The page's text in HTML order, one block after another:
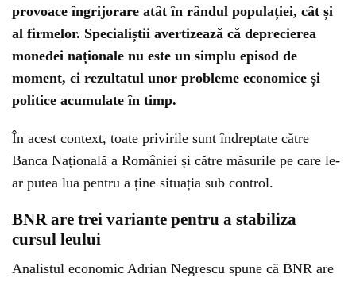
provoace îngrijorare atât în rândul populației, cât și
al firmelor. Specialiștii avertizează că deprecierea
monedei naționale nu este un simplu episod de
moment, ci rezultatul unor probleme economice și
politice acumulate în timp.
În acest context, toate privirile sunt îndreptate către
Banca Națională a României și către măsurile pe care le-
ar putea lua pentru a ține situația sub control.
BNR are trei variante pentru a stabiliza
cursul leului
Analistul economic Adrian Negrescu spune că BNR are